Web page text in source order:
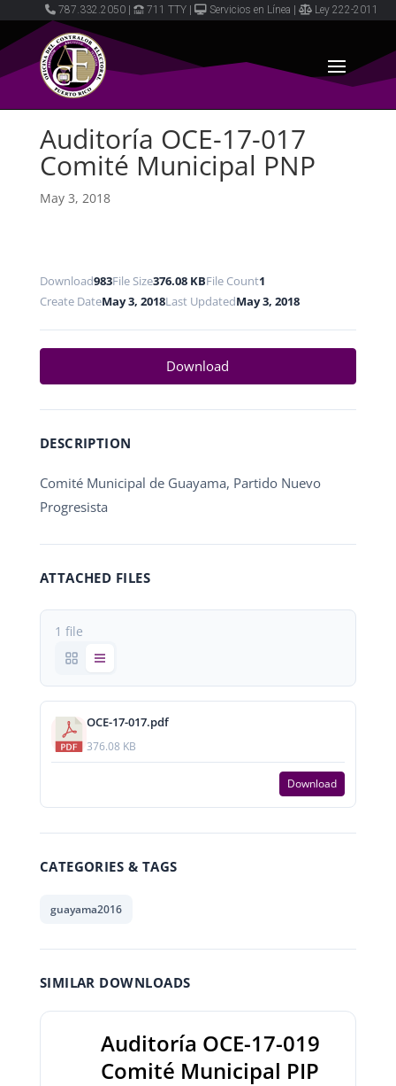
787.332.2050 711 TTY Servicios en Línea Ley 222-2011
Auditoría OCE-17-017
Comité Municipal PNP
May 3, 2018
Download983File Size376.08 KBFile Count1
Create DateMay 3, 2018Last UpdatedMay 3, 2018
Download
DESCRIPTION
Comité Municipal de Guayama, Partido Nuevo
Progresista
ATTACHED FILES
1 file
OCE-17-017.pdf
376.08 KB
Download
CATEGORIES & TAGS
guayama2016
SIMILAR DOWNLOADS
Auditoría OCE-17-019
Comité Municipal PIP